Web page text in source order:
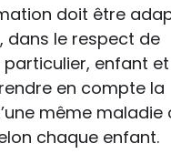
doit être
dans le respect de
particulier, enfant et
en compte la
même maladie
chaque enfant.